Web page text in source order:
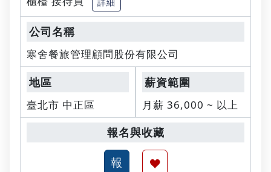
寒舍餐旅管理顧問股份有限公司
臺北市 中正區 月薪 36,000 ~ 以上